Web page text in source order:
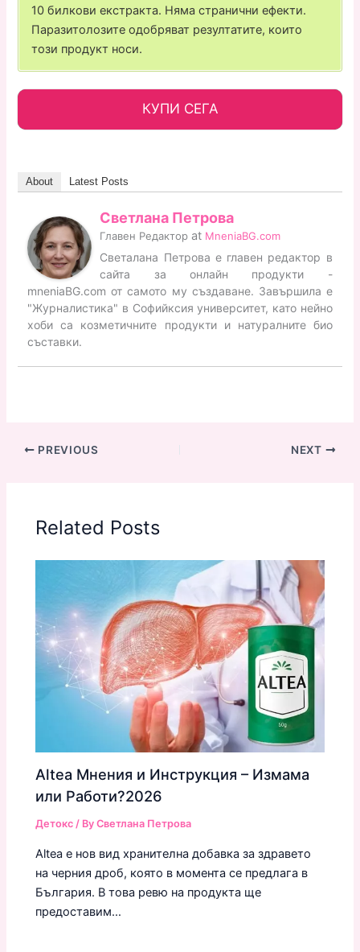
10 билкови екстракта. Няма странични ефекти.
Паразитолозите одобряват резултатите, които
този продукт носи.
КУПИ СЕГА
About Latest Posts
Светлана Петрова
Главен Редактор at MneniaBG.com
Светалана Петрова е главен редактор в
сайта за онлайн продукти -
mneniaBG.com от самото му създаване. Завършила е
"Журналистика" в Софийксия университет, като нейно
хоби са козметичните продукти и натуралните био
съставки.
PREVIOUS NEXT
Related Posts
Altea Мнения и Инструкция – Измама
или Работи?2026
Детокс / ByСветлана Петрова
Altea е нов вид хранителна добавка за здравето
на черния дроб, която в момента се предлага в
България. В това ревю на продукта ще
предоставим…